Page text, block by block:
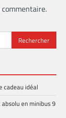
cadeau idéal
en minibus 9